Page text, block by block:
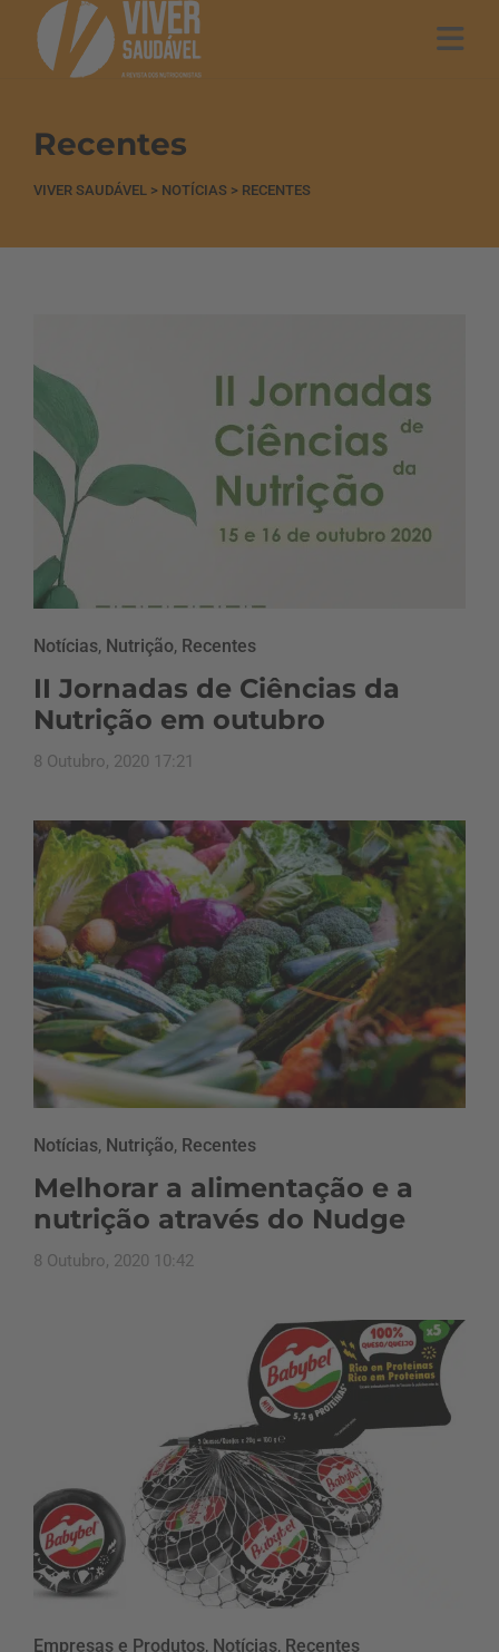
Recentes
VIVER SAUDÁVEL > NOTÍCIAS > RECENTES
Notícias, Nutrição, Recentes
II Jornadas de Ciências da
Nutrição em outubro
8 Outubro, 2020 17:21
Notícias, Nutrição, Recentes
Melhorar a alimentação e a
nutrição através do Nudge
8 Outubro, 2020 10:42
Empresas e Produtos, Notícias, Recentes